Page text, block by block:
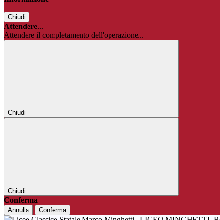
Chiudi
Attendere...
Attendere il completamento dell'operazione...
Chiudi
Chiudi
Conferma
Annulla Conferma